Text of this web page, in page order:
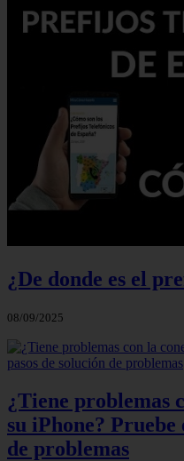
¿De donde es el
08/09/2025
¿Tiene problemas
su iPhone? Pruebe
de problemas